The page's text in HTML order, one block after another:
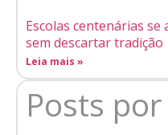
Escolas centenárias
sem descartar tradição
Leia mais »
Posts